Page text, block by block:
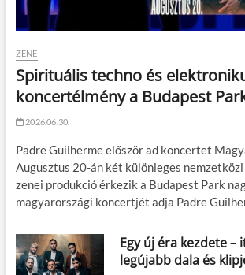
ZENE
Spirituális techno és
koncertélmény a Budapest
2026.06.30.
Padre Guilherme először ad koncertet
Augusztus 20-án két különleges
zenei produkció érkezik a Budapest Park
magyarországi koncertjét adja Padre
Egy új éra kezdete –
legújabb dala és